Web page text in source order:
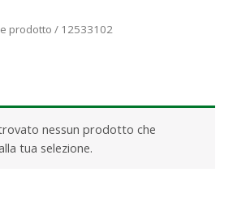
prodotto / 12533102
nessun prodotto che
tua selezione.